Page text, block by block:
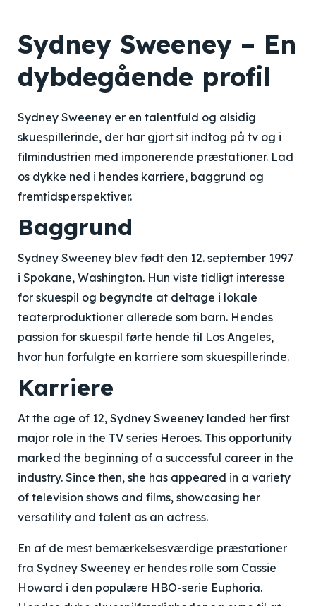
Sydney Sweeney – En
dybdegående profil
Sydney Sweeney er en talentfuld og alsidig
skuespillerinde, der har gjort sit indtog på tv og i
filmindustrien med imponerende præstationer. Lad
os dykke ned i hendes karriere, baggrund og
fremtidsperspektiver.
Baggrund
Sydney Sweeney blev født den 12. september 1997
i Spokane, Washington. Hun viste tidligt interesse
for skuespil og begyndte at deltage i lokale
teaterproduktioner allerede som barn. Hendes
passion for skuespil førte hende til Los Angeles,
hvor hun forfulgte en karriere som skuespillerinde.
Karriere
At the age of 12, Sydney Sweeney landed her first
major role in the TV series Heroes. This opportunity
marked the beginning of a successful career in the
industry. Since then, she has appeared in a variety
of television shows and films, showcasing her
versatility and talent as an actress.
En af de mest bemærkelsesværdige præstationer
fra Sydney Sweeney er hendes rolle som Cassie
Howard i den populære HBO-serie Euphoria.